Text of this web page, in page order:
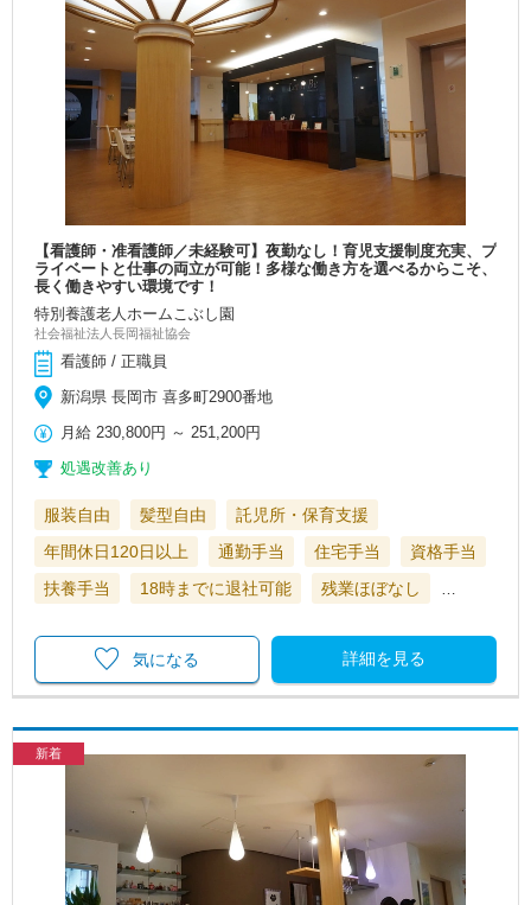
【看護師・准看護師／未経験可】夜勤なし！育児支援制度充実、プ
ライベートと仕事の両立が可能！多様な働き方を選べるからこそ、
長く働きやすい環境です！
特別養護老人ホームこぶし園
社会福祉法人長岡福祉協会
看護師 / 正職員
新潟県 長岡市 喜多町2900番地
月給 230,800円 ～251,200円
処遇改善あり
服装自由 髪型自由
託児所・保育支援
年間休日120日以上
通勤手当 住宅手当
資格手当
扶養手当
18時までに退社可能 残業ほぼなし …
詳細を見る
気になる
新着